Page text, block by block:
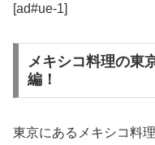
[ad#ue-1]
メキシコ料理の東
編！
東京にあるメキシコ料